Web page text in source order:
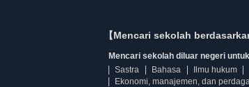
【Mencari sekolah
Mencari sekolah diluar negeri
Sastra
Bahasa
Ilmu hukum
Ekonomi, manajemen, dan